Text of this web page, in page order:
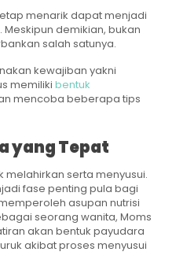
menarik dapat menjadi
demikian, bukan
salah satunya.
kewajiban yakni
memiliki bentuk
mencoba beberapa tips
yang Tepat
melahirkan serta menyusui.
fase penting pula bagi
asupan nutrisi
seorang wanita, Moms
akan bentuk payudara
akibat proses menyusui